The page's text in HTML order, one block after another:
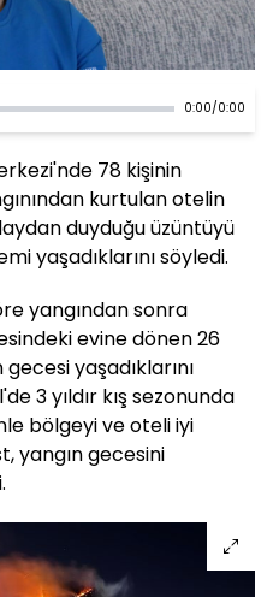
0:00/0:00
78 kişinin
kurtulan otelin
duyduğu üzüntüyü
yaşadıklarını söyledi.
yangından sonra
evine dönen 26
yaşadıklarını
3 yıldır kış sezonunda
bölgeyi ve oteli iyi
yangın gecesini